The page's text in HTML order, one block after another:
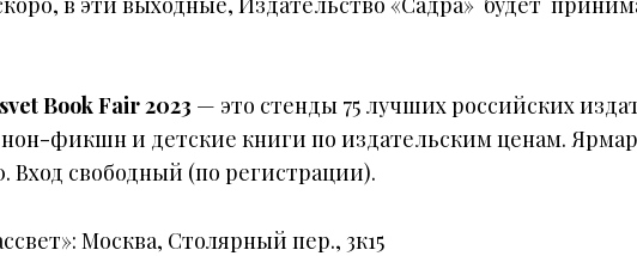
Book Fair 2023 — это стенды 75 лучших российских
фикшн и детские книги по издательским ценам.
Вход свободный (по регистрации).
Москва, Столярный пер., 3к15